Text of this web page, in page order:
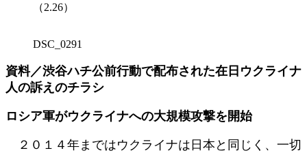
（2.26）
DSC_0291
資料／渋谷ハチ公前行動で配布された在日ウクライナ
人の訴えのチラシ
ロシア軍がウクライナへの大規模攻撃を開始
２０１４年まではウクライナは日本と同じく、一切